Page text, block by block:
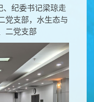
、纪委书记梁琼走
党支部，水生态与
二党支部